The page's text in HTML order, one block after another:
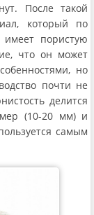
После такой
который по
пористую
что он может
но
почти не
делится
(10-20 мм) и
самым